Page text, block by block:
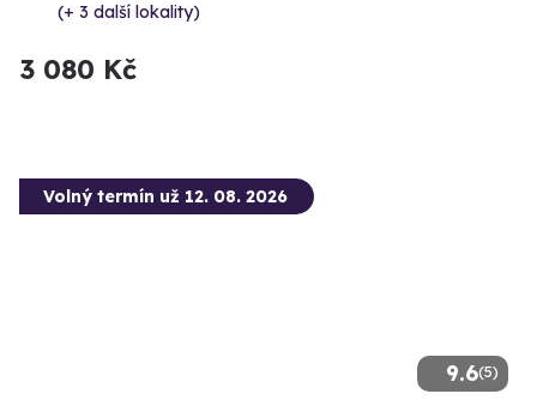
(+ 3 další lokality)
3 080 Kč
9.6(5)
Volný termín už 12. 08. 2026